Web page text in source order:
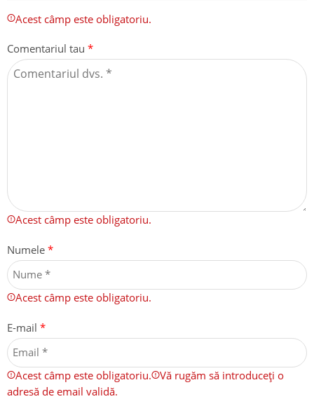
Acest câmp este obligatoriu.
Comentariul tau *
Acest câmp este obligatoriu.
Numele *
Acest câmp este obligatoriu.
E-mail *
Acest câmp este obligatoriu.
Vă rugăm să introduceți o
adresă de email validă.